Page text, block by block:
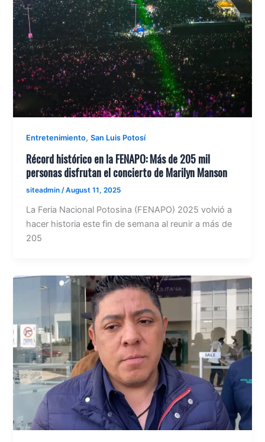
Entretenimiento,San Luis Potosí
Récord histórico en la FENAPO: Más de 205 mil
personas disfrutan el concierto de Marilyn Manson
siteadmin/August 11, 2025
La Feria Nacional Potosina (FENAPO) 2025 volvió a
hacer historia este fin de semana al reunir a más de
205